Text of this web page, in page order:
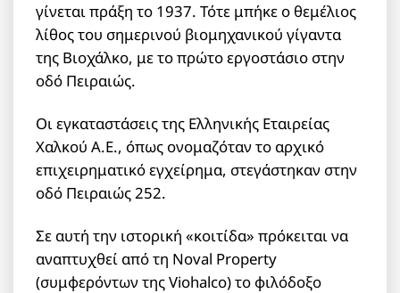
γίνεται πράξη το 1937. Τότε μπήκε ο θεμέλιος
λίθος του σημερινού βιομηχανικού γίγαντα
της Βιοχάλκο, με το πρώτο εργοστάσιο στην
οδό Πειραιώς.
Οι εγκαταστάσεις της Ελληνικής Εταιρείας
Χαλκού Α.Ε., όπως ονομαζόταν το αρχικό
επιχειρηματικό εγχείρημα, στεγάστηκαν στην
οδό Πειραιώς 252.
Σε αυτή την ιστορική «κοιτίδα» πρόκειται να
αναπτυχθεί από τη Noval Property
(συμφερόντων της Viohalco) το φιλόδοξο